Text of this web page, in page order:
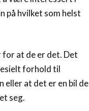
på hvilket som helst
for at de er det. Det
forhold til
eller at det er en bil de
seg.